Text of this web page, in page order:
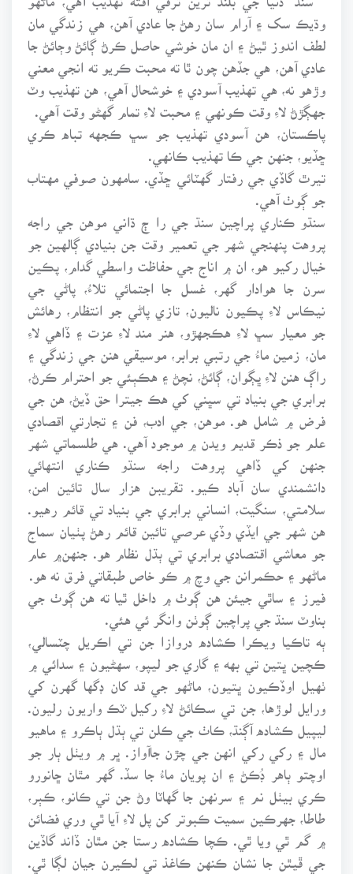
وڌيڪ سک ۽ آرام سان رهڻ جا عادي آهن، هي زندگي مان
لطف اندوز ٿيڻ ۽ ان مان خوشي حاصل ڪرڻ ڳائڻ وڄائڻ جا
عادي آهن، هي جڏهن چون ٿا ته محبت ڪريو ته انجي معني
وڙهو نه، هي تهذيب آسودي ۽ خوشحال آهي، هن تهذيب وٽ
جهڳڙڻ لاءِ وقت ڪونهي ۽ محبت لاءِ تمام گهڻو وقت آهي.
پاڪستان، هن آسودي تهذيب جو سڀ ڪجهه تباه ڪري
ڇڏيو، جنهن جي ڪا تهذيب ڪانهي.
تيرٿ گاڏي جي رفتار گهٽائي ڇڏي. سامهون صوفي مهتاب
جو ڳوٺ آهي.
سنڌو ڪناري پراچين سنڌ جي را ڄ ڌاني موهن جي راجه
پروهت پنهنجي شهر جي تعمير وقت جن بنيادي ڳالهين جو
خيال رکيو هو، ان ۾ اناج جي حفاظت واسطي گدام، پڪين
سرن جا هوادار گهر، غسل جا اجتمائي تلاءُ، پاڻي جي
نيڪاس لاءِ پڪيون ناليون، تازي پاڻي جو انتظام، رهائش
جو معيار سڀ لاءِ هڪجهڙو، هنر مند لاءِ عزت ۽ ڏاهي لاءِ
مان، زمين ماءُ جي رتبي برابر، موسيقي هنن جي زندگي ۽
راڳ هنن لاءِ ڀڳوان، ڳائڻ، نچڻ ۽ هڪٻئي جو احترام ڪرڻ،
برابري جي بنياد تي سڀني کي هڪ جيترا حق ڏيڻ، هن جي
فرض ۾ شامل هو. موهن، جي ادب، فن ۽ تجارتي اقصادي
علم جو ذڪر قديم ويدن ۾ موجود آهي. هي طلسماتي شهر
جنهن کي ڏاهي پروهت راجه سنڌو ڪناري انتهائي
دانشمندي سان آباد ڪيو. تقريبن هزار سال تائين امن،
سلامتي، سنگيت، انساني برابري جي بنياد تي قائم رهيو.
هن شهر جي ايڏي وڏي عرصي تائين قائم رهڻ پٺيان سماج
جو معاشي اقتصادي برابري تي ٻڌل نظام هو. جنهن۾ عام
ماڻهو ۽ حڪمرانن جي وچ ۾ ڪو خاص طبقاتي فرق نه هو.
فيرز ۽ ساٿي جيئن هن ڳوٺ ۾ داخل ٿيا ته هن ڳوٺ جي
بناوٽ سنڌ جي پراچين ڳوٺن وانگر ئي هئي.
ٻه تاڪيا ويڪرا ڪشاده دروازا جن تي اڪريل چٽسالي،
ڪچين ڀتين تي بهه ۽ گاري جو ليپو، سهڻيون ۽ سدائي ۾
ٺهيل اوڏڪيون ڀتيون، ماڻهو جي قد کان ڊگها گهرن کي
ورايل لوڙها، جن تي سڪائڻ لاءِ رکيل ُٽڪ واريون رليون.
ليپيل ڪشاده آڳنڌ، ڪاٺ جي ڪلن تي ٻڌل ٻاڪرو ۽ ماهيو
مال ۽ رکي رکي انهن جي چڙن جاآواز. ڀر ۾ ويٺل ٻار جو
اوچتو ٻاهر ڊُڪڻ ۽ ان پويان ماءُ جا سڏ. گهر مٿان ڇانورو
ڪري بيٺل نم ۽ سرنهن جا گهاٽا وڻ جن تي ڪانو، ڪٻر،
طاطا، جهرڪين سميت ڪبوتر کن پل لاءِ آيا ٿي وري فضائن
۾ گم ٿي ويا ٿي. ڪچا ڪشاده رستا جن مٿان ڏاند گاڏين
جي ڦيٿن جا نشان ڪنهن ڪاغذ تي لڪيرن جيان لڳا ٿي.